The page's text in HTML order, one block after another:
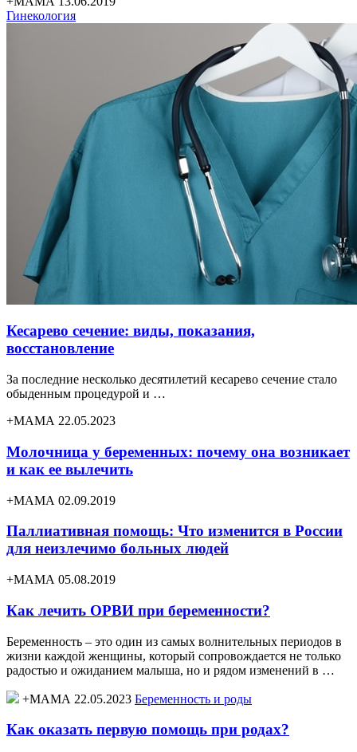
Гинекология
Кесарево сечение: виды, показания,
восстановление
За последние несколько десятилетий кесарево сечение стало
обыденным процедурой и …
+МАМА 22.05.2023
Молочница у беременных: почему она возникает
и как ее вылечить
+МАМА 02.09.2019
Паллиативная помощь: Что изменится в России
для неизлечимо больных людей
+МАМА 05.08.2019
Как лечить ОРВИ при беременности?
Беременность – это один из самых волнительных периодов в
жизни каждой женщины, который сопровождается не только
радостью и ожиданием малыша, но и рядом изменений в …
+МАМА 22.05.2023 Беременность и роды
Как оказать первую помощь при родах?